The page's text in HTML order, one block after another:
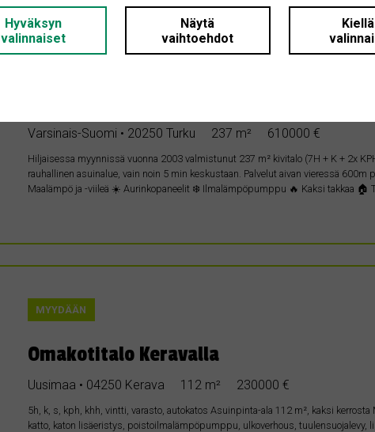
MYYDÄÄN
Varsinais-Suomi • 20250 Turku 237 m² 610000 €
Hiljaisessa myynnissä vuonna 2003 valmistunut 237 m² kivitalo (7H + K + 2x
rauhallinen asuinalue, vain noin 5 min keskustaan. Palvelut aivan vieressä
Maalämpö ja -viileä ☀️ Aurinkopaneelit ❄️ Ilmalämpöpumppu 🔥 Kaksi takkaa 🏠
MYYDÄÄN
Omakotitalo Keravalla
Uusimaa • 04250 Kerava 112 m² 230000 €
5h, k, s, kph, khh, vintti, varasto, autokatos Asuinpinta-ala 112 m², kaksi
katto, katon lisäeristys, poistoilmalämpöpumppu, ulkoverhous, tuulensuojalevy,
Hyväksyn
valinnaiset
Näytä
vaihtoehdot